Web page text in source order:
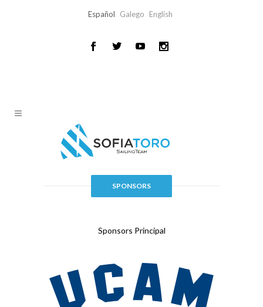
Español Galego English
SPONSORS
Sponsors Principal